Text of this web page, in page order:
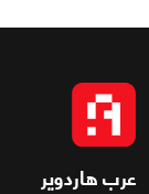
عرب هاردوير